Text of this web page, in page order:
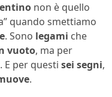
non è quello
quando smettiamo
. Sono legami che
vuoto, ma per
. E per questi sei segni,
.